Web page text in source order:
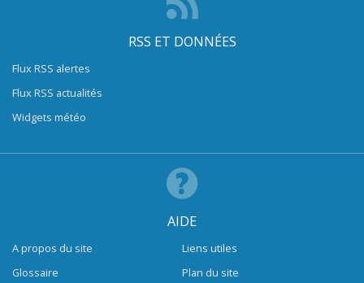
RSS ET DONNÉES
Flux RSS alertes
Flux RSS actualités
Widgets météo
AIDE
A propos du site
Glossaire
Liens utiles
Plan du site